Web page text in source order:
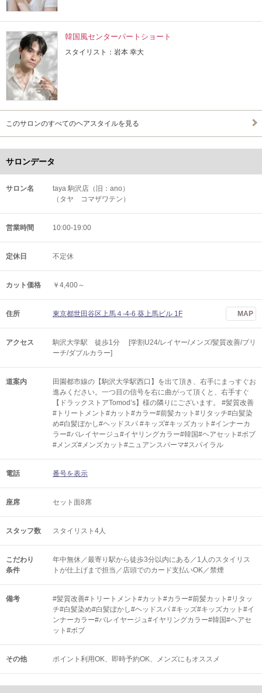
韓国風センターパートショート
スタイリスト：岩本 幸大
このサロンのすべてのヘアスタイルを見る
サロンデータ
サロン名
taya 駒沢店（旧：ano）
（タヤ コマザワテン）
営業時間 10:00-19:00
定休日 不定休
カット価格 ￥4,400～
住所 東京都世田谷区上馬４-4-6 葵上馬ビル 1F MAP
アクセス
駒沢大学駅 徒歩1分 [学割U24/レイヤー/メンズ/髪質改善/ブリ
ーチ/ダブルカラー]
道案内
田園都市線の【駒沢大学駅西口】を出て頂き、右手にまっすぐお
進みください。一つ目の信号を右に曲がって頂くと、右手すぐ
【ドラックストアTomod’s】様の隣りにございます。 #髪質改善
#トリートメント#カット#カラー#前髪カット#リタッチ#白髪染
め#白髪ぼかし#ヘッドスパ #キッズ#キッズカット#インナーカ
ラー#バレイヤージュ#イヤリングカラー#韓国#ヘアセット#ボブ
#メンズ#メンズカット#ニュアンスパーマ#スパイラル
電話 番号を表示
座席 セット面8席
スタッフ数 スタイリスト4人
こだわり
条件
年中無休／最寄り駅から徒歩3分以内にある／1人のスタイリス
トが仕上げまで担当／店頭でのカード支払いOK／禁煙
備考
#髪質改善#トリートメント#カット#カラー#前髪カット#リタッ
チ#白髪染め#白髪ぼかし#ヘッドスパ #キッズ#キッズカット#イ
ンナーカラー#バレイヤージュ#イヤリングカラー#韓国#ヘアセ
ット#ボブ
その他 ポイント利用OK 即時予約OK メンズにもオススメ